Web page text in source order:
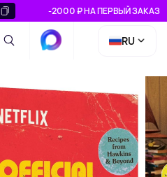
-2000 ₽ НА ПЕРВЫЙ ЗАКАЗ
RU